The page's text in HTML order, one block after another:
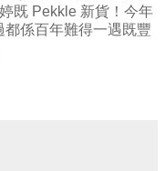
既 Pekkle 新貨！今年
係百年難得一遇既豐